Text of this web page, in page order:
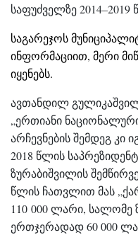
საფუძველზე 2014–2019
საგარეჯოს
ინფორმაციით, მერი
იყენებს.
ავთანდილ
„ერთიანი
არჩევნების შემდეგ კი
2018 წლის
ზურაბიშვილის
წლის ჩათვლით მას
110 000 ლარი, სალომე
ერთჯერადად 60 000